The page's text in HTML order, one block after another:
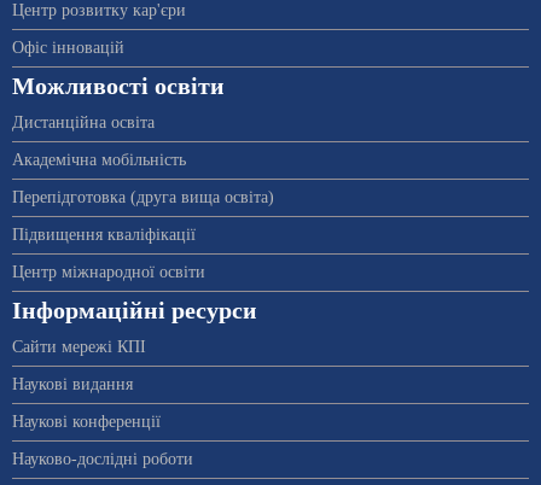
Центр розвитку кар'єри
Офіс інновацій
Можливості освіти
Дистанційна освіта
Академічна мобільність
Перепідготовка (друга вища освіта)
Підвищення кваліфікації
Центр міжнародної освіти
Інформаційні ресурси
Сайти мережі КПІ
Наукові видання
Наукові конференції
Науково-дослідні роботи